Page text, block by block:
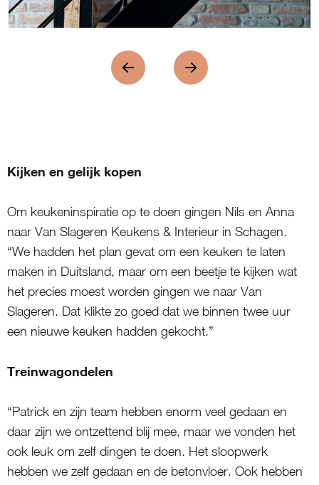
Kijken en gelijk kopen
Om keukeninspiratie op te doen gingen Nils en Anna
naar Van Slageren Keukens & Interieur in Schagen.
“We hadden het plan gevat om een keuken te laten
maken in Duitsland, maar om een beetje te kijken wat
het precies moest worden gingen we naar Van
Slageren. Dat klikte zo goed dat we binnen twee uur
een nieuwe keuken hadden gekocht.”
Treinwagondelen
“Patrick en zijn team hebben enorm veel gedaan en
daar zijn we ontzettend blij mee, maar we vonden het
ook leuk om zelf dingen te doen. Het sloopwerk
hebben we zelf gedaan en de betonvloer. Ook hebben